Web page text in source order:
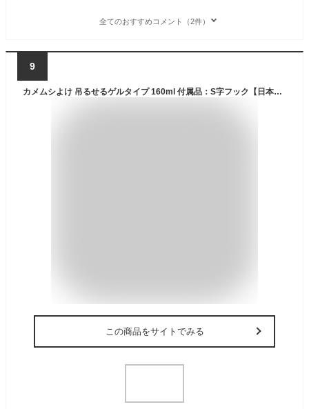
全てのおすすめコメント（2件）
9
カメムシよけ 吊るせるゲルタイプ 160ml 付属品：S字フック【日本製】【カメムシ対策】
この商品をサイトでみる